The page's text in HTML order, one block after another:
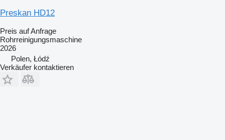
Preskan HD12
Preis auf Anfrage
Rohrreinigungsmaschine
2026
Polen, Łódź
Verkäufer kontaktieren